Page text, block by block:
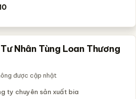
Nhân Tùng Loan Thương
được cập nhật
ty chuyên sản xuất bia